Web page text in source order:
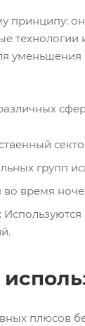
принципу:
уменьшения
групп
во время
плюсов